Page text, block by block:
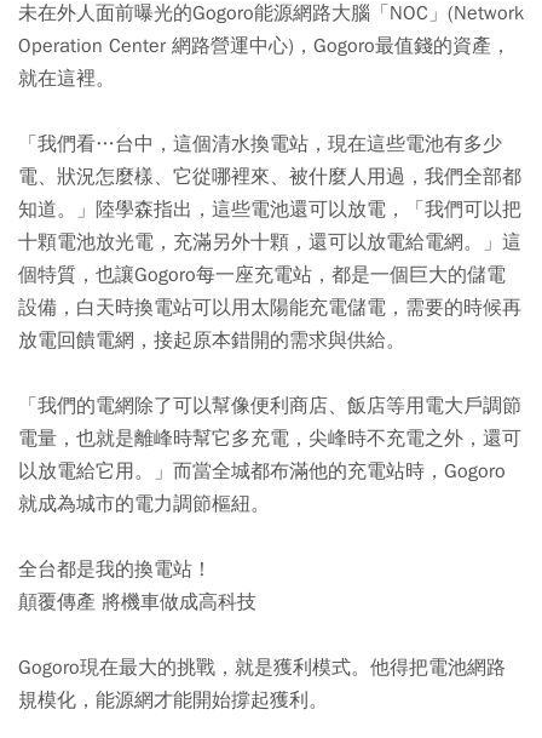
未在外人面前曝光的Gogoro能源網路大腦「NOC」(Network
Operation Center 網路營運中心)，Gogoro最值錢的資產，
就在這裡。
「我們看…台中，這個清水換電站，現在這些電池有多少
電、狀況怎麼樣、它從哪裡來、被什麼人用過，我們全部都
知道。」陸學森指出，這些電池還可以放電，「我們可以把
十顆電池放光電，充滿另外十顆，還可以放電給電網。」這
個特質，也讓Gogoro每一座充電站，都是一個巨大的儲電
設備，白天時換電站可以用太陽能充電儲電，需要的時候再
放電回饋電網，接起原本錯開的需求與供給。
「我們的電網除了可以幫像便利商店、飯店等用電大戶調節
電量，也就是離峰時幫它多充電，尖峰時不充電之外，還可
以放電給它用。」而當全城都布滿他的充電站時，Gogoro
就成為城市的電力調節樞紐。
全台都是我的換電站！
顛覆傳產 將機車做成高科技
Gogoro現在最大的挑戰，就是獲利模式。他得把電池網路
規模化，能源網才能開始撐起獲利。